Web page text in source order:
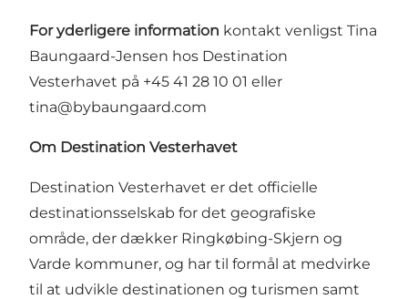
For yderligere information kontakt venligst Tina
Baungaard-Jensen hos Destination
Vesterhavet på +45 41 28 10 01 eller
tina@bybaungaard.com
Om Destination Vesterhavet
Destination Vesterhavet er det officielle
destinationsselskab for det geografiske
område, der dækker Ringkøbing-Skjern og
Varde kommuner, og har til formål at medvirke
til at udvikle destinationen og turismen samt